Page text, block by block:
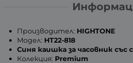
Производител: HIGHTONE
Модел: HT22-818
Синя каишка за часовник със
Колекция: Premium